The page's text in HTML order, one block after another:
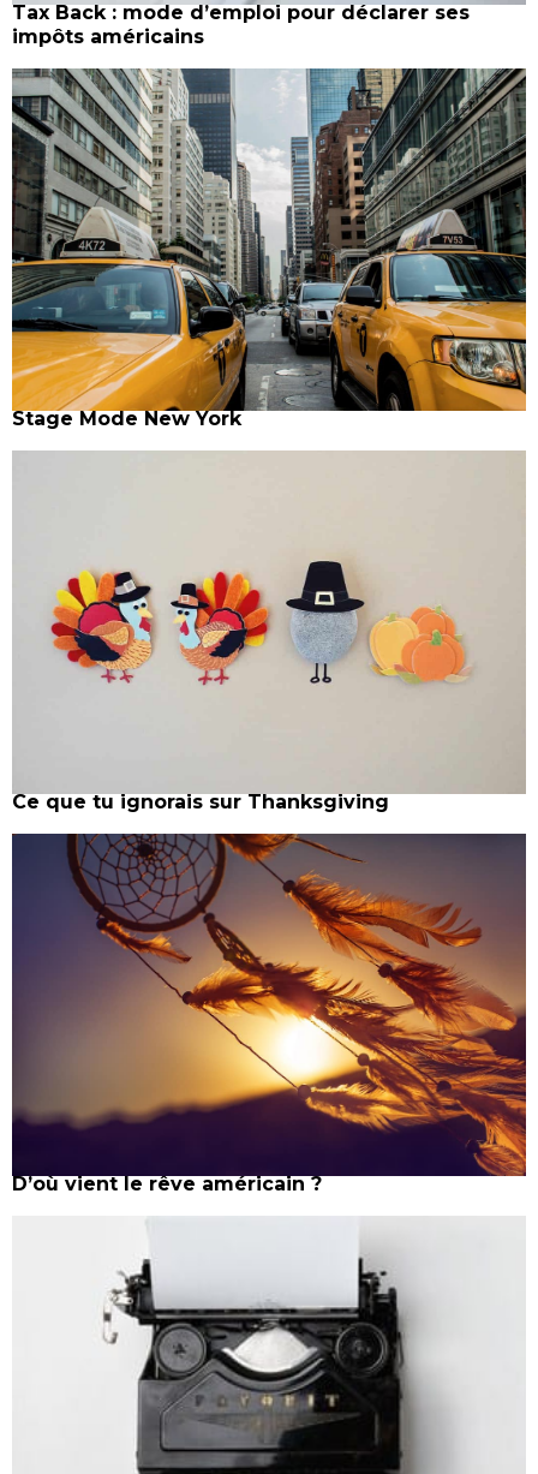
Tax Back : mode d’emploi pour déclarer ses
impôts américains
Stage Mode New York
Ce que tu ignorais sur Thanksgiving
D’où vient le rêve américain ?